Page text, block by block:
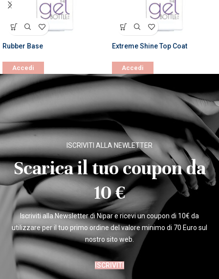
Rubber Base
Accedi
Extreme Shine Top Coat
Accedi
ISCRIVITI ALLA NEWLETTER
Scarica il tuo coupon da
10 €
Iscriviti alla Newsletter di Nipar e ricevi un coupon di 10€ da
utilizzare per il tuo primo ordine del valore minimo di 70 Euro sul
nostro sito web.
ISCRIVITI